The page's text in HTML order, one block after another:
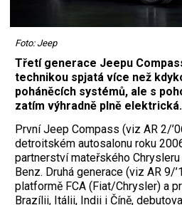
Foto: Jeep
Třetí generace Jeepu
technikou spjatá více než
poháněcích systémů, ale s
zatím výhradně plně elektrická.
První Jeep Compass (viz AR 2/
detroitském autosalonu roku
partnerství mateřského
Benz. Druhá generace (viz AR 9/
platformě FCA (Fiat/Chrysler) a
Brazílii, Itálii, Indii i Číně,